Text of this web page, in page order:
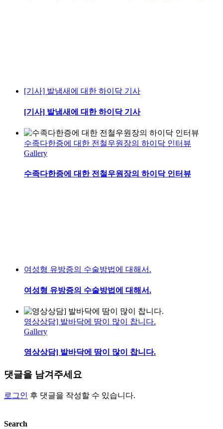
[기사] 발냄새에 대한 하이닥 기사
[기사] 발냄새에 대한 하이닥 기사
수족다한증에 대한 전철우원장의 하이닥 인터뷰
Gallery
수족다한증에 대한 전철우원장의 하이닥 인터뷰
여성형 유방증의 수술방법에 대해서.
여성형 유방증의 수술방법에 대해서.
영상상담] 발바닥에 땀이 많이 찹니다.
Gallery
영상상담] 발바닥에 땀이 많이 찹니다.
댓글을 남겨주세요
로그인 후 댓글을 작성할 수 있습니다.
Search